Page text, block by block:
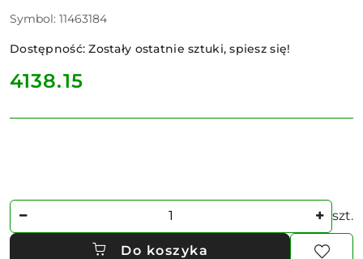
Symbol: 11463184
Dostępność:Zostały ostatnie sztuki, spiesz się!
cena:
4138.15
Ilość szt.
Do koszyka